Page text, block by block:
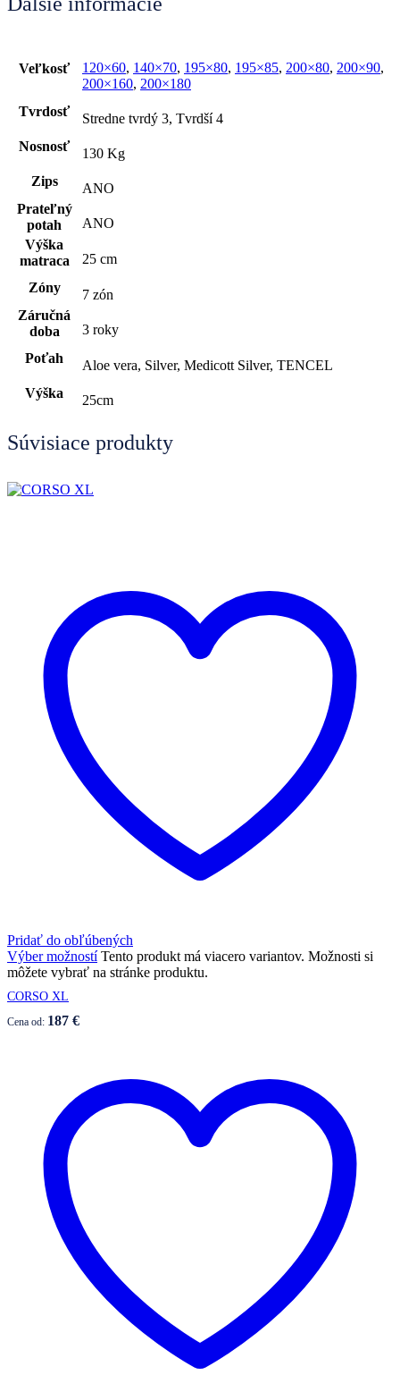
Veľkosť 120×60, 140×70, 195×80, 195×85, 200×80, 200×90,
200×160, 200×180
Tvrdosť
Stredne tvrdý 3, Tvrdší 4
Nosnosť
130 Kg
Zips
ANO
Prateľný
potah
ANO
Výška
matraca
25 cm
Zóny
7 zón
Záručná
doba
3 roky
Poťah
Aloe vera, Silver, Medicott Silver, TENCEL
Výška
25cm
Súvisiace produkty
Pridať do obľúbených
Výber možností Tento produkt má viacero variantov. Možnosti si
môžete vybrať na stránke produktu.
CORSO XL
Cena od: 187 €